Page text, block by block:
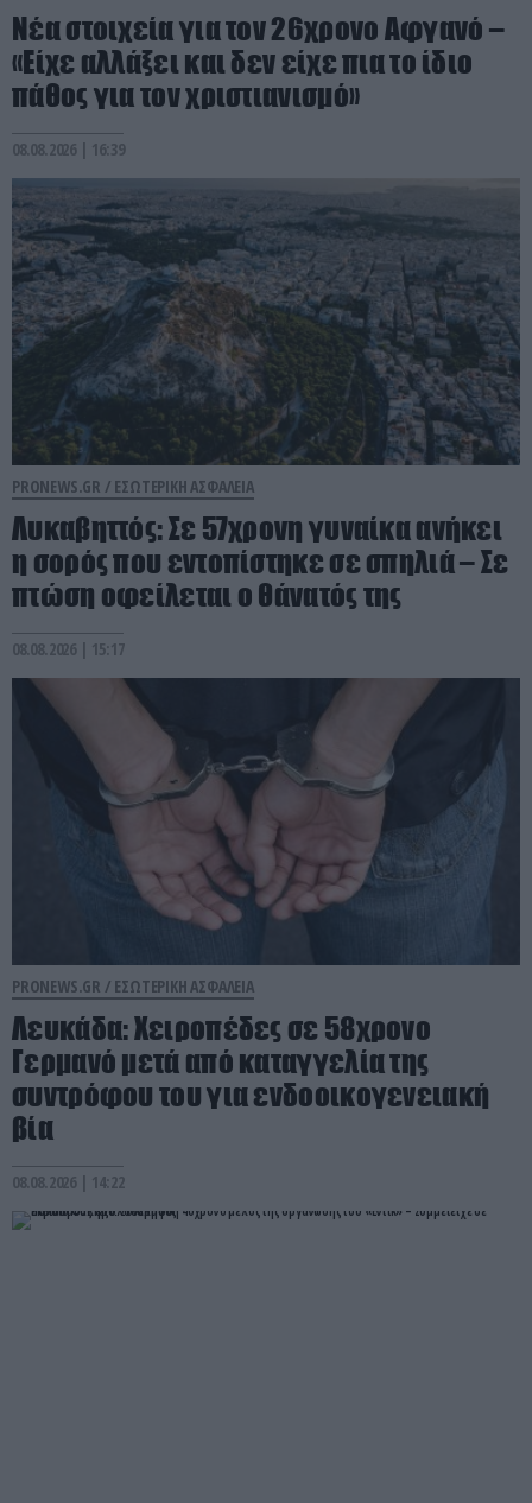
Νέα στοιχεία για τον 26χρονο Αφγανό –
«Είχε αλλάξει και δεν είχε πια το ίδιο
πάθος για τον χριστιανισμό»
08.08.2026 | 16:39
PRONEWS.GR / ΕΣΩΤΕΡΙΚΗ ΑΣΦΑΛΕΙΑ
Λυκαβηττός: Σε 57χρονη γυναίκα ανήκει
η σορός που εντοπίστηκε σε σπηλιά – Σε
πτώση οφείλεται ο θάνατός της
08.08.2026 | 15:17
PRONEWS.GR / ΕΣΩΤΕΡΙΚΗ ΑΣΦΑΛΕΙΑ
Λευκάδα: Χειροπέδες σε 58χρονο
Γερμανό μετά από καταγγελία της
συντρόφου του για ενδοοικογενειακή
βία
08.08.2026 | 14:22